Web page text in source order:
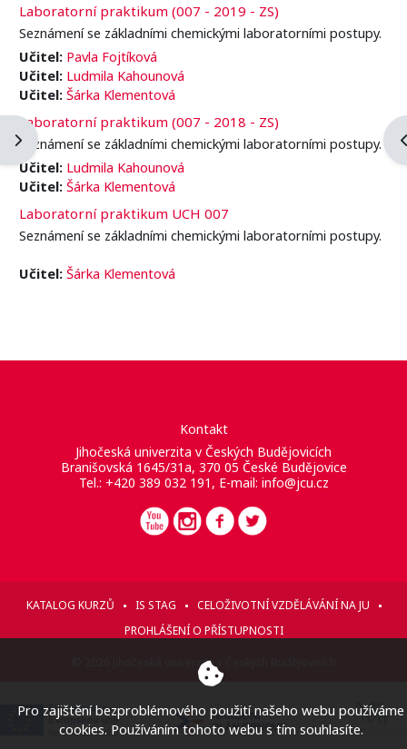
Otevřít panel bloku
Laboratorní praktikum (007 - 2019 - ZS)
Seznámení se základními chemickými laboratorními postupy.
Učitel: Pavla Fojtíková
Učitel: Ludmila Kahounová
Učitel: Šárka Klementová
Laboratorní praktikum (007 - 2018 - ZS)
Seznámení se základními chemickými laboratorními postupy.
Učitel: Ludmila Kahounová
Učitel: Šárka Klementová
Laboratorní praktikum UCH 007
Seznámení se základními chemickými laboratorními postupy.
Učitel: Šárka Klementová
Kontakt
Jihočeská univerzita v Českých Budějovicích
Branišovská 1645/31a, 370 05 České Budějovice
Tel.: +420 389 032 191, E-mail: info@jcu.cz
KATALOG KURZŮ IS STAG
CELOŽIVOTNÍ VZDĚLÁVÁNÍ NA JU
PROHLÁŠENÍ O PŘÍSTUPNOSTI
© 2026 Jihočeská univerzita v Českých Budějovicích
Pro zajištění bezproblémového použití našeho webu používáme
cookies. Používáním tohoto webu s tím souhlasíte.